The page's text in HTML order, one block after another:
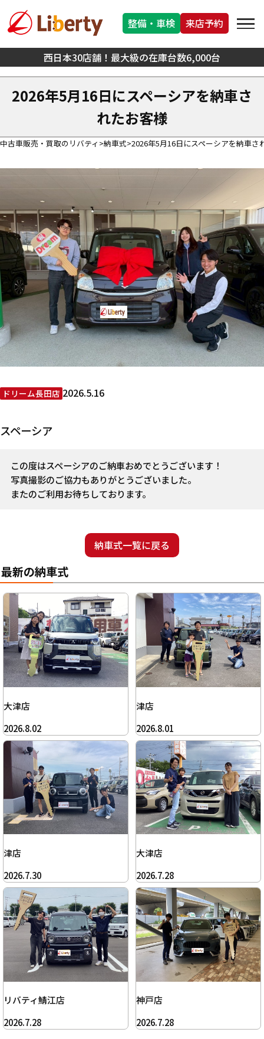
西日本30店舗！最大級の在庫台数6,000台
整備・車検 来店予約
2026年5月16日にスペーシアを納車さ
れたお客様
中古車販売・買取のリバティ 納車式 2026年5月16日にスペーシアを納車さ
ドリーム長田店 2026.5.16
スペーシア
この度はスペーシアのご納車おめでとうございます！
写真撮影のご協力もありがとうございました。
またのご利用お待ちしております。
納車式一覧に戻る
最新の納車式
大津店
2026.8.02
津店
2026.8.01
津店
2026.7.30
大津店
2026.7.28
リバティ鯖江店
2026.7.28
神戸店
2026.7.28